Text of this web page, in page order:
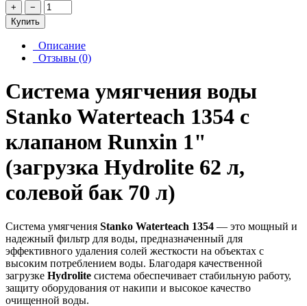
+
−
Купить
Описание
Отзывы (0)
Система умягчения воды
Stanko Waterteach 1354 с
клапаном Runxin 1"
(загрузка Hydrolite 62 л,
солевой бак 70 л)
Система умягчения Stanko Waterteach 1354 — это мощный и
надежный фильтр для воды, предназначенный для
эффективного удаления солей жесткости на объектах с
высоким потреблением воды. Благодаря качественной
загрузке Hydrolite система обеспечивает стабильную работу,
защиту оборудования от накипи и высокое качество
очищенной воды.